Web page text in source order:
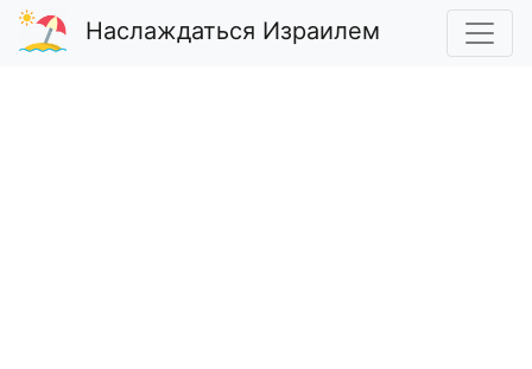
Наслаждаться Израилем